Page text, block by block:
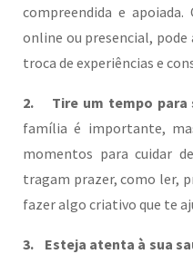
compreendida e
online ou presencial,
troca de experiências e
2. Tire um tempo para
família é importante,
momentos para cuidar
tragam prazer, como ler,
fazer algo criativo que te
3. Esteja atenta à sua